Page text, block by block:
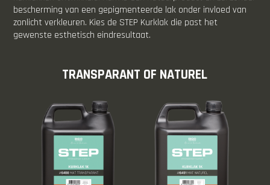
bescherming van een gepigmenteerde lak onder invloed van
zonlicht verkleuren. Kies de STEP Kurklak die past het
gewenste esthetisch eindresultaat.
TRANSPARANT OF NATUREL